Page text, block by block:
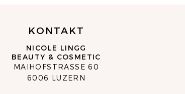
KONTAKT
NICOLE LINGG
BEAUTY & COSMETIC
MAIHOFSTRASSE 60
6006 LUZERN